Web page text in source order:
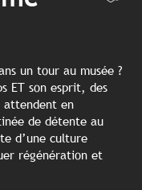
un tour au musée ?
ET son esprit, des
attendent en
de détente au
d’une culture
régénération et